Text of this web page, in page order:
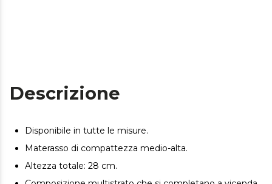
Descrizione
Disponibile in tutte le misure.
Materasso di compattezza medio-alta.
Altezza totale: 28 cm.